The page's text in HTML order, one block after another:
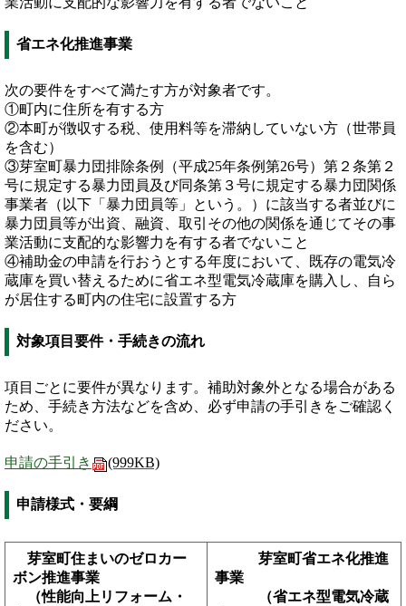
省エネ化推進事業
次の要件をすべて満たす方が対象者です。
①町内に住所を有する方
②本町が徴収する税、使用料等を滞納していない方（世帯員
を含む）
③芽室町暴力団排除条例（平成25年条例第26号）第２条第２
号に規定する暴力団員及び同条第３号に規定する暴力団関係
事業者（以下「暴力団員等」という。）に該当する者並びに
暴力団員等が出資、融資、取引その他の関係を通じてその事
業活動に支配的な影響力を有する者でないこと
④補助金の申請を行おうとする年度において、既存の電気冷
蔵庫を買い替えるために省エネ型電気冷蔵庫を購入し、自ら
が居住する町内の住宅に設置する方
対象項目要件・手続きの流れ
項目ごとに要件が異なります。補助対象外となる場合がある
ため、手続き方法などを含め、必ず申請の手引きをご確認く
ださい。
申請の手引き (999KB)
申請様式・要綱
芽室町住まいのゼロカー
ボン推進事業
（性能向上リフォーム・
芽室町省エネ化推進
事業
（省エネ型電気冷蔵